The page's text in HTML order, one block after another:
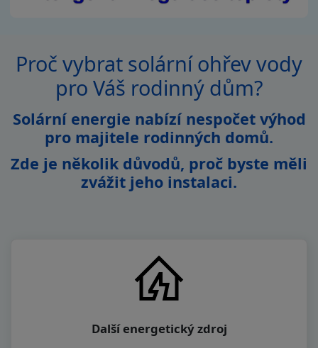
Proč vybrat solární ohřev vody
pro Váš rodinný dům?
Solární energie nabízí nespočet výhod
pro majitele rodinných domů.
Zde je několik důvodů, proč byste měli
zvážit jeho instalaci.
Další energetický zdroj